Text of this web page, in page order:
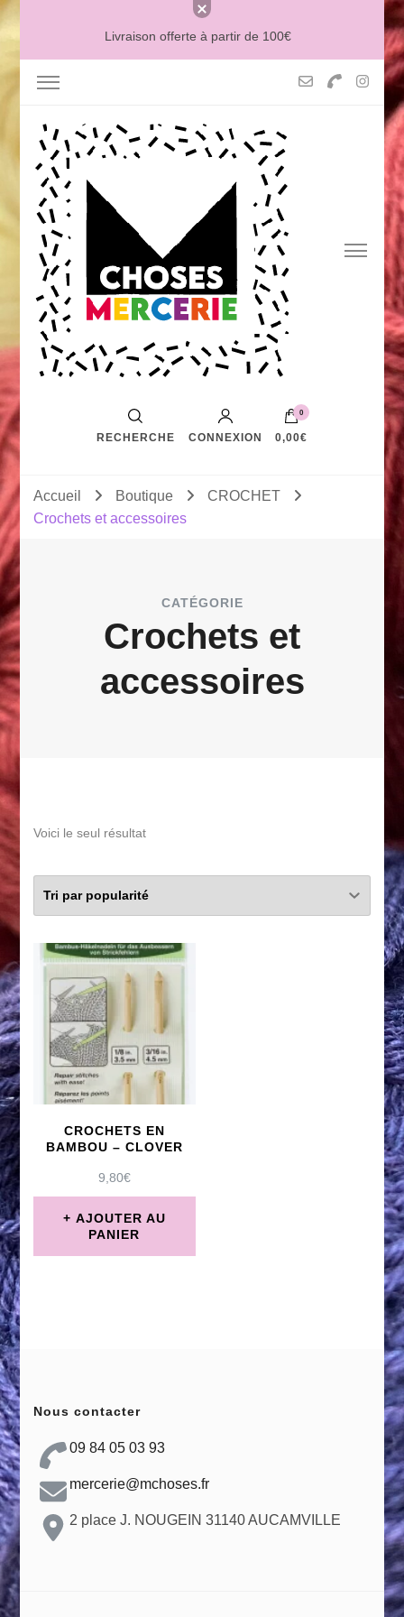
Livraison offerte à partir de 100€
MERCERIE MCHOSES
RECHERCHE CONNEXION
0
0,00€
Accueil Boutique
CROCHET
Crochets et accessoires
CATÉGORIE
Crochets et
accessoires
Voici le seul résultat
CROCHETS EN
BAMBOU – CLOVER
9,80€
AJOUTER AU
PANIER
Nous contacter
09 84 05 03 93
mercerie@mchoses.fr
2 place J. NOUGEIN 31140 AUCAMVILLE